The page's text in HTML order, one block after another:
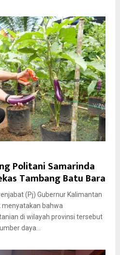
Politani Samarinda
Tambang Batu Bara
(Pj) Gubernur Kalimantan
menyatakan bahwa
di wilayah provinsi tersebut
daya...